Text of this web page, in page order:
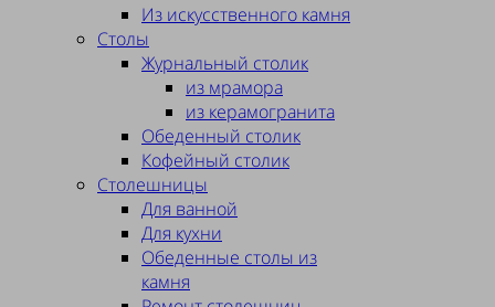
Из искусственного камня
Столы
Журнальный столик
из мрамора
из керамогранита
Обеденный столик
Кофейный столик
Столешницы
Для ванной
Для кухни
Обеденные столы из
камня